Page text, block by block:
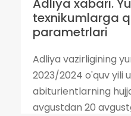
Adliya xabari.
texnikumlarga
parametrlari
Adliya vazirligining
2023/2024 o'quv yili
abiturientlarning
avgustdan 20